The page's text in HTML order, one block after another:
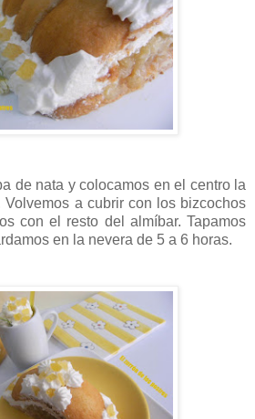
de nata y colocamos en el centro la
Volvemos a cubrir con los bizcochos
con el resto del almíbar. Tapamos
en la nevera de 5 a 6 horas.